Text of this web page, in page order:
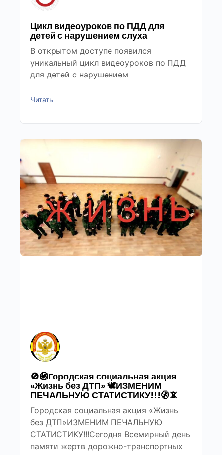
Цикл видеоуроков по ПДД для
детей с нарушением слуха
В открытом доступе появился
уникальный цикл видеоуроков по ПДД
для детей с нарушением
Читать
🚫🚳Городская социальная акция
«Жизнь без ДТП» 🕊ИЗМЕНИМ
ПЕЧАЛЬНУЮ СТАТИСТИКУ!!!🚷📵
Городская социальная акция «Жизнь
без ДТП»ИЗМЕНИМ ПЕЧАЛЬНУЮ
СТАТИСТИКУ!!!Сегодня Всемирный день
памяти жертв дорожно-транспортных